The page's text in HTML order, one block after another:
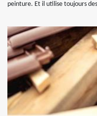
peinture. Et il utilise toujours